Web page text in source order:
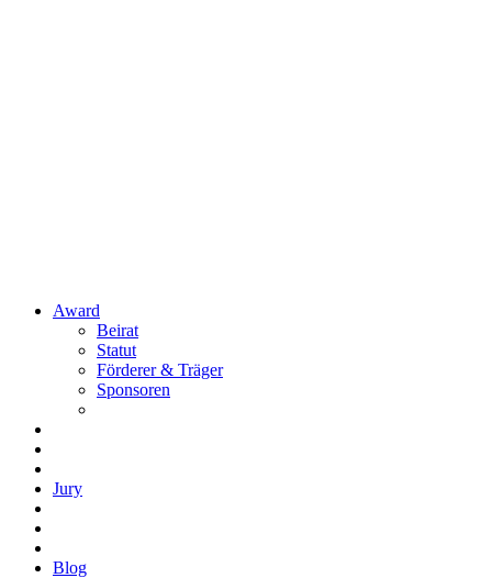
Award
Beirat
Statut
Förderer & Träger
Sponsoren
Jury
Blog